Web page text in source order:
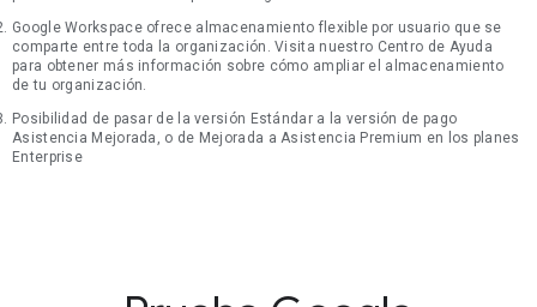
Google Workspace ofrece almacenamiento flexible por usuario que se
comparte entre toda la organización. Visita nuestro Centro de Ayuda
para obtener más información sobre cómo ampliar el almacenamiento
de tu organización.
Posibilidad de pasar de la versión Estándar a la versión de pago
Asistencia Mejorada, o de Mejorada a Asistencia Premium en los planes
Enterprise